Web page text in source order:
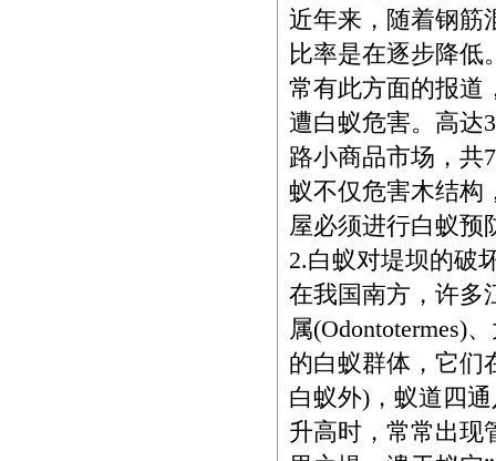
近年来，随着钢筋
比率是在逐步降低
常有此方面的报道
遭白蚁危害。高达
路小商品市场，共
蚁不仅危害木结构
屋必须进行白蚁预
2.白蚁对堤坝的破
在我国南方，许多
属(Odontotermes)
的白蚁群体，它们
白蚁外)，蚁道四
升高时，常常出现